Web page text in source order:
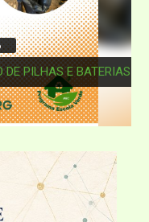
NO CCA